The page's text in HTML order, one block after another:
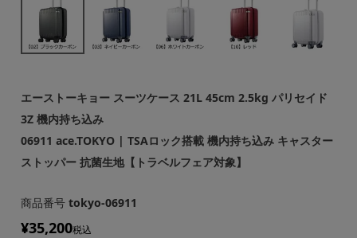
エーストーキョー スーツケース 21L 45cm 2.5kg パリセイド
3Z 機内持ち込み
06911 ace.TOKYO | TSAロック搭載 機内持ち込み キャスター
ストッパー 抗菌生地【トラベルフェア対象】
商品番号 tokyo-06911
¥35,200税込